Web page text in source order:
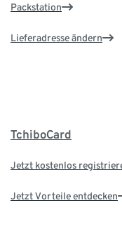
Packstation
Lieferadresse ändern
TchiboCard
Jetzt kostenlos
Jetzt Vorteile entdecken